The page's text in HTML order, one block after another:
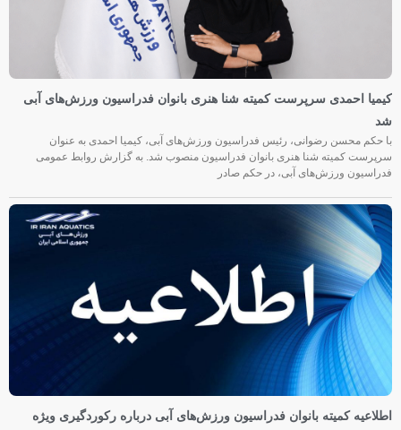
کیمیا احمدی سرپرست کمیته شنا هنری بانوان فدراسیون ورزش‌های آبی
شد
با حکم محسن رضوانی، رئیس فدراسیون ورزش‌های آبی، کیمیا احمدی به عنوان
سرپرست کمیته شنا هنری بانوان فدراسیون منصوب شد. به گزارش روابط عمومی
فدراسیون ورزش‌های آبی، در حکم صادر
اطلاعیه کمیته بانوان فدراسیون ورزش‌های آبی درباره رکوردگیری ویژه